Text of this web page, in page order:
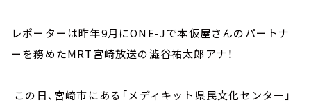
レポーターは昨年9月にONE-Jで本仮屋さんのパートナ
ーを務めたMRT宮崎放送の澁谷祐太郎アナ！
この日、宮崎市にある「メディキット県民文化センター」